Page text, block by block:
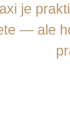
je
— ale